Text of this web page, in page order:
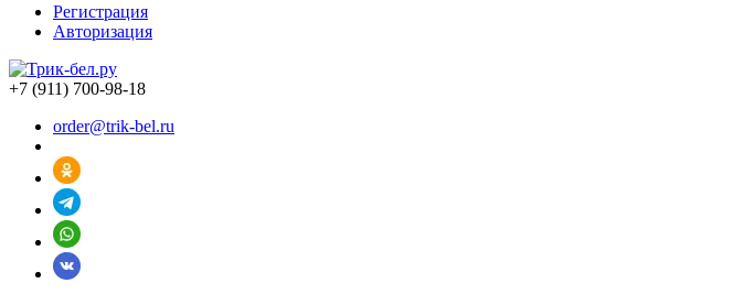
Регистрация
Авторизация
+7 (911) 700-98-18
order@trik-bel.ru